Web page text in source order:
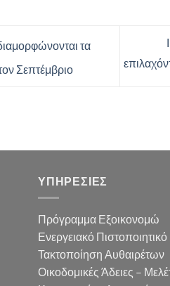
τα
Σεπτέμβριο
ΥΠΗΡΕΣΙΕΣ
Πρόγραμμα Εξοικονομώ
Ενεργειακό Πιστοποιητικό
Τακτοποίηση Αυθαιρέτων
Οικοδομικές Άδειες –